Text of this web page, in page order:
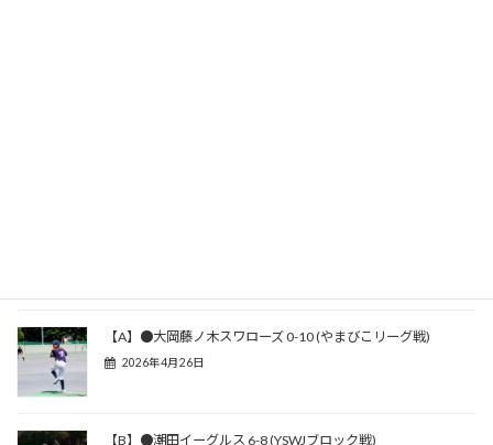
【A】●大岡藤ノ木スワローズ 0-10 (やまびこリーグ戦)
2026年4月26日
【B】●潮田イーグルス 6-8 (YSWJブロック戦)